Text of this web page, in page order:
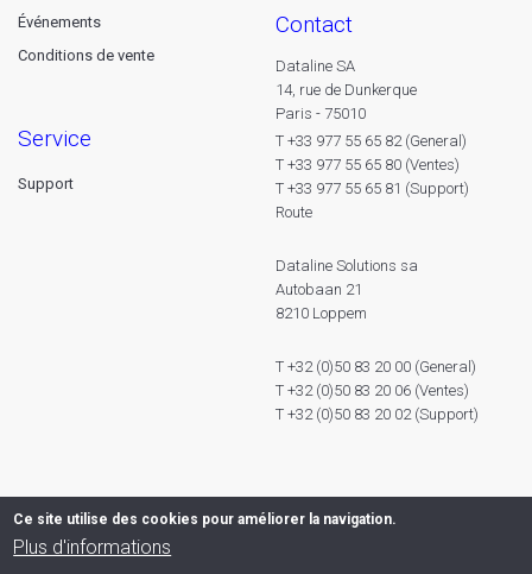
Événements
Conditions de vente
service
Support
contact
Dataline SA
14, rue de Dunkerque
Paris - 75010
T +33 977 55 65 82 (General)
T +33 977 55 65 80 (Ventes)
T +33 977 55 65 81 (Support)
Route
Dataline Solutions sa
Autobaan 21
8210 Loppem
T +32 (0)50 83 20 00 (General)
T +32 (0)50 83 20 06 (Ventes)
T +32 (0)50 83 20 02 (Support)
Ce site utilise des cookies pour améliorer la navigation.
Plus d'informations